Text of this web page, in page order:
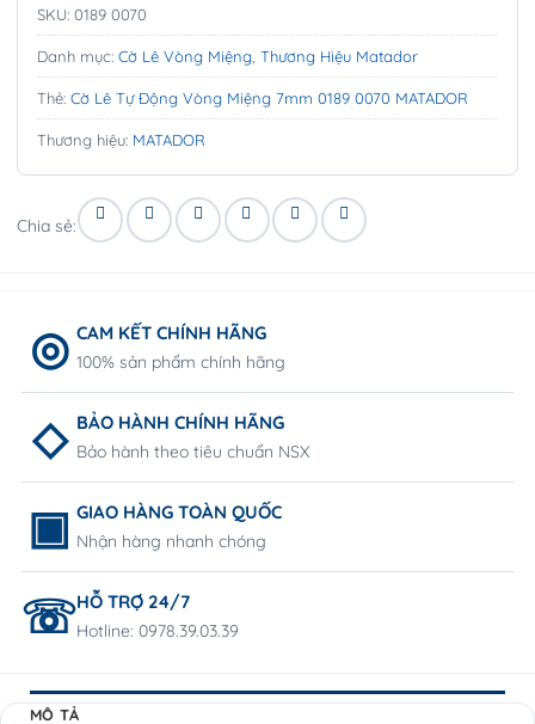
SKU: 0189 0070
Danh mục: Cờ Lê Vòng Miệng Thương Hiệu Matador
Thẻ: Cờ Lê Tự Động Vòng Miệng 7mm 0189 0070 MATADOR
Thương hiệu: MATADOR
Chia sẻ:
CAM KẾT CHÍNH HÃNG
100% sản phẩm chính hãng
BẢO HÀNH CHÍNH HÃNG
Bảo hành theo tiêu chuẩn NSX
GIAO HÀNG TOÀN QUỐC
Nhận hàng nhanh chóng
HỖ TRỢ 24/7
Hotline: 0978.39.03.39
MÔ TẢ